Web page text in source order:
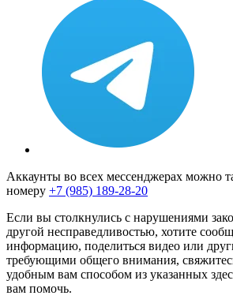
Аккаунты во всех мессенджерах можно
номеру +7 (985) 189-28-20
Если вы столкнулись с нарушениями
другой несправедливостью, хотите
информацию, поделиться видео или
требующими общего внимания,
удобным вам способом из указанных
вам помочь.